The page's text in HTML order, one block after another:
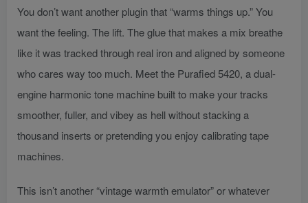
You don’t want another plugin that “warms things up.” You
want the feeling. The lift. The glue that makes a mix breathe
like it was tracked through real iron and aligned by someone
who cares way too much. Meet the Purafied 5420, a dual-
engine harmonic tone machine built to make your tracks
smoother, fuller, and vibey as hell without stacking a
thousand inserts or pretending you enjoy calibrating tape
machines.
This isn’t another “vintage warmth emulator” or whatever